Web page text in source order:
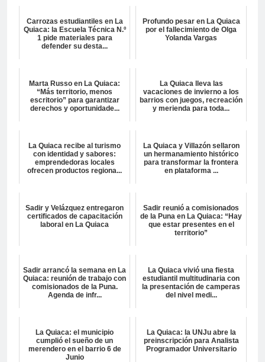
Carrozas estudiantiles en La
Quiaca: la Escuela Técnica N.º
1 pide materiales para
defender su desta...
Profundo pesar en La Quiaca
por el fallecimiento de Olga
Yolanda Vargas
Marta Russo en La Quiaca:
“Más territorio, menos
escritorio” para garantizar
derechos y oportunidade...
La Quiaca lleva las
vacaciones de invierno a los
barrios con juegos, recreación
y merienda para toda...
La Quiaca recibe al turismo
con identidad y sabores:
emprendedoras locales
ofrecen productos regiona...
La Quiaca y Villazón sellaron
un hermanamiento histórico
para transformar la frontera
en plataforma ...
Sadir y Velázquez entregaron
certificados de capacitación
laboral en La Quiaca
Sadir reunió a comisionados
de la Puna en La Quiaca: “Hay
que estar presentes en el
territorio”
Sadir arrancó la semana en La
Quiaca: reunión de trabajo con
comisionados de la Puna.
Agenda de infr...
La Quiaca vivió una fiesta
estudiantil multitudinaria con
la presentación de camperas
del nivel medi...
La Quiaca: el municipio
cumplió el sueño de un
merendero en el barrio 6 de
Junio
La Quiaca: la UNJu abre la
preinscripción para Analista
Programador Universitario